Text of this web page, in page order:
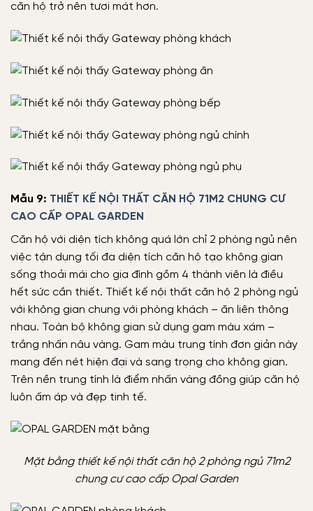
căn hộ trở nên tươi mát hơn.
Mẫu 9: THIẾT KẾ NỘI THẤT CĂN HỘ 71M2 CHUNG CƯ
CAO CẤP OPAL GARDEN
Căn hộ với diện tích không quá lớn chỉ 2 phòng ngủ nên
việc tận dụng tối đa diện tích căn hộ tạo không gian
sống thoải mái cho gia đình gồm 4 thành viên là điều
hết sức cần thiết. Thiết kế nội thất căn hộ 2 phòng ngủ
với không gian chung với phòng khách – ăn liên thông
nhau. Toàn bộ không gian sử dụng gam màu xám –
trắng nhấn nâu vàng. Gam màu trung tính đơn giản này
mang đến nét hiện đại và sang trọng cho không gian.
Trên nền trung tính là điểm nhấn vàng đồng giúp căn hộ
luôn ấm áp và đẹp tinh tế.
Mặt bằng thiết kế nội thất căn hộ 2 phòng ngủ 71m2
chung cư cao cấp Opal Garden